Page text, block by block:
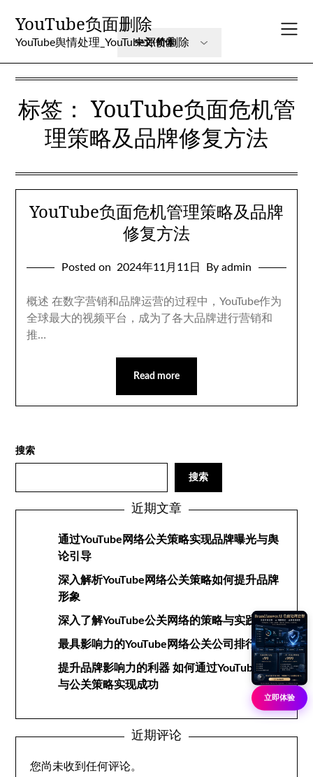
content
YouTube负面删除
YouTube舆情处理_YouTube评价删除
标签：YouTube负面危机管
理策略及品牌修复方法
YouTube负面危机管理策略及品牌
修复方法
Posted on 2024年11月11日 By admin
概述 在数字营销和品牌运营的过程中，YouTube作为
全球最大的视频平台，成为了各大品牌进行营销和
推…
Read more
搜索
搜索
近期文章
通过YouTube网络公关策略实现品牌曝光与舆
论引导
深入解析YouTube网络公关策略如何提升品牌
形象
深入了解YouTube公关网络的策略与实践
最具影响力的YouTube网络公关公司排行榜
提升品牌影响力的利器 如何通过YouTube网络
与公关策略实现成功
近期评论
您尚未收到任何评论。
立即体验